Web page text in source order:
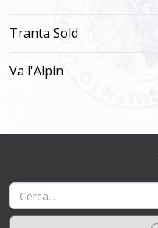
Tranta Sold
Va l'Alpin